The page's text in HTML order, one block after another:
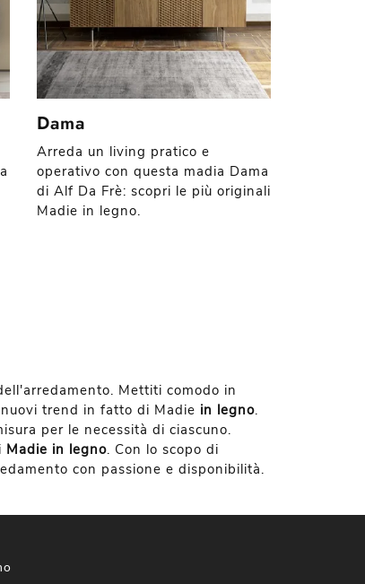
Dama
Arreda un living pratico e
operativo con questa madia Dama
di Alf Da Frè: scopri le più originali
Madie in legno.
Mettiti comodo in
trend in fatto di Madie in legno.
per le necessità di ciascuno.
Madie in legno. Con lo scopo di
con passione e disponibilità.